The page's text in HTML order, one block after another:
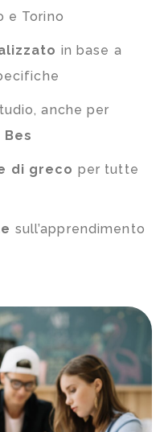
e Torino
in base a
anche per
Bes
di greco per tutte
sull’apprendimento